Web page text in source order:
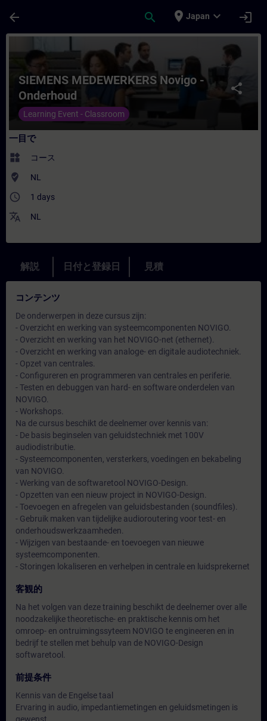
arrow_back search place Japan expand_more login
コース - SIEMENS MEDEWERKERS
share
SIEMENS MEDEWERKERS Novigo -
Onderhoud
Learning Event - Classroom
一目で
widgets コース
where_to_vote NL
access_time 1 days
translate NL
解説 日付と登録日 見積
コンテンツ
De onderwerpen in deze cursus zijn:
- Overzicht en werking van systeemcomponenten NOVIGO.
- Overzicht en werking van het NOVIGO-net (ethernet).
- Overzicht en werking van analoge- en digitale audiotechniek.
- Opzet van centrales.
- Configureren en programmeren van centrales en periferie.
- Testen en debuggen van hard- en software onderdelen van
NOVIGO.
- Workshops.
Na de cursus beschikt de deelnemer over kennis van:
- De basis beginselen van geluidstechniek met 100V
audiodistributie.
- Systeemcomponenten, versterkers, voedingen en bekabeling
van NOVIGO.
- Werking van de softwaretool NOVIGO-Design.
- Opzetten van een nieuw project in NOVIGO-Design.
- Toevoegen en afregelen van geluidsbestanden (soundfiles).
- Gebruik maken van tijdelijke audioroutering voor test- en
onderhoudswerkzaamheden.
- Wijzigen van bestaande- en toevoegen van nieuwe
systeemcomponenten.
- Storingen lokaliseren en verhelpen in centrale en luidsprekernet
客観的
Na het volgen van deze training beschikt de deelnemer over alle
noodzakelijke theoretische- en praktische kennis om het
omroep- en ontruimingssyteem NOVIGO te engineeren en in
bedrijf te stellen met behulp van de NOVIGO-Design
softwaretool.
前提条件
Kennis van de Engelse taal
Ervaring in audio, impedantiemetingen en geluidsmetingen is